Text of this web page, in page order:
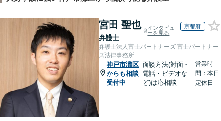
宮田 聖也
弁護士
インタビュ
ーを見る
京都府
弁護士法人富士パートナーズ 富士パートナー
ズ法律事務所
神戸市灘区
からも相談
受付中
面談方法(対面・
電話・ビデオな
ど)は応相談
営業時
間：本日
定休日